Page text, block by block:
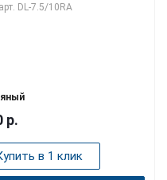
арт. DL-7.5/10RA
р.
в 1 клик